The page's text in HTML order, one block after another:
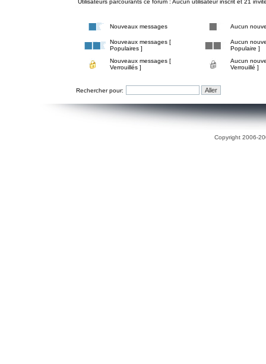
Utilisateurs parcourants ce forum : Aucun utilisateur inscrit et 21
Nouveaux messages Aucun
Nouveaux messages [
Populaires ]
Aucun
Populaire ]
Nouveaux messages [
Verrouillés ]
Aucun
Verrouillé ]
Rechercher pour:
Copyright 2006-